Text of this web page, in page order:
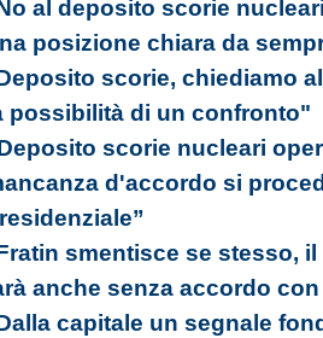
al deposito scorie
posizione chiara da
scorie, chiediamo
possibilità di un confronto"
scorie nucleari
d'accordo si
smentisce se stesso,
anche senza accordo
capitale un segnale